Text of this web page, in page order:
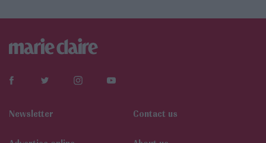
Newsletter Contact us